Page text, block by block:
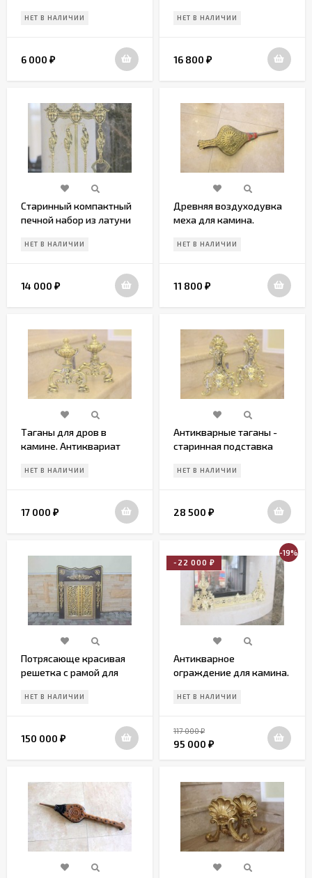
НЕТ В НАЛИЧИИ
6 000 ₽
полировки.
НЕТ В НАЛИЧИИ
16 800 ₽
Старинный компактный
печной набор из латуни
НЕТ В НАЛИЧИИ
14 000 ₽
Древняя воздуходувка
меха для камина.
НЕТ В НАЛИЧИИ
11 800 ₽
Таганы для дров в
камине. Антиквариат
НЕТ В НАЛИЧИИ
17 000 ₽
Антикварные таганы -
старинная подставка
НЕТ В НАЛИЧИИ
28 500 ₽
Потрясающе красивая
решетка с рамой для
НЕТ В НАЛИЧИИ
150 000 ₽
-19%
-22 000
₽
Антикварное
ограждение для камина.
НЕТ В НАЛИЧИИ
117 000₽
95 000 ₽